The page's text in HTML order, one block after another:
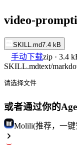
video-
SKILL.md7.4 kB
手动下载zip · 3.4
SKILL.mdtext/
请选择文件
或者通过你的
Molili(推荐，一键